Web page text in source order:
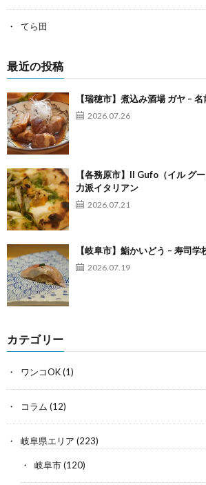
てら田
最近の投稿
【瑞穂市】煮込み酒場 ガヤ –
2026.07.26
【各務原市】Il Gufo（イル グ
力派イタリアン
2026.07.21
【岐阜市】鮨かいどう – 寿司
2026.07.19
カテゴリー
ワンコOK(1)
コラム (12)
岐阜県エリア (223)
岐阜市(120)